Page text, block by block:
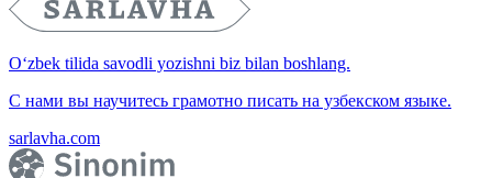
O‘zbek tilida savodli yozishni biz bilan boshlang.
С нами вы научитесь грамотно писать на узбекском языке.
sarlavha.com